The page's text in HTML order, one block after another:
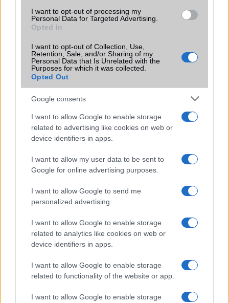
I want to opt-out of processing my
Personal Data for Targeted Advertising.
Opted In
I want to opt-out of Collection, Use,
Retention, Sale, and/or Sharing of my
Personal Data that Is Unrelated with the
Purposes for which it was collected.
Opted Out
Google consents
I want to allow Google to enable storage
related to advertising like cookies on web or
device identifiers in apps.
I want to allow my user data to be sent to
Google for online advertising purposes.
I want to allow Google to send me
personalized advertising.
I want to allow Google to enable storage
related to analytics like cookies on web or
device identifiers in apps.
I want to allow Google to enable storage
related to functionality of the website or app.
I want to allow Google to enable storage
csúcsmobilokról
2026.06.29
mellett a régóta pletykált hajlítható iPhone Ultra is
bemutatkozhat, miközben az áremelésekről szóló
találgatások továbbra is beárnyékolják a rajtot.
Az Android rejtett automatizmusai: hat
funkció, amely észrevétlenül könnyíti
2026.06.14 | Android Police
Sok felhasználó külön alkalmazásokra esküszik, pedig az
Android már évek óta olyan intelligens funkciókat kínál,
amelyek maguktól dolgoznak a háttérben.
navigációs óriás küzdelme a
telefonunkon
Bár a Google mindkét alkalmazást birtokolja, még mindig
nyomós okunk van mindkettőt feltelepíteni.